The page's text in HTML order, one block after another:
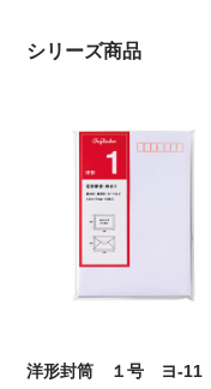
シリーズ商品
洋形封筒 １号 ヨ-11